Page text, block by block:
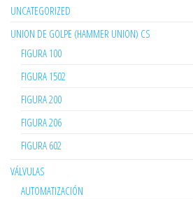
UNCATEGORIZED
UNION DE GOLPE (HAMMER UNION) CS
FIGURA 100
FIGURA 1502
FIGURA 200
FIGURA 206
FIGURA 602
VÁLVULAS
AUTOMATIZACIÓN